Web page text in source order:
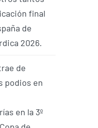
final
de
2026.
de
podios en
en la 3º